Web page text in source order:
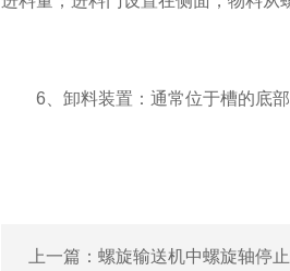
6、卸料装置：通常位于槽的底部
上一篇： 螺旋输送机中螺旋轴停